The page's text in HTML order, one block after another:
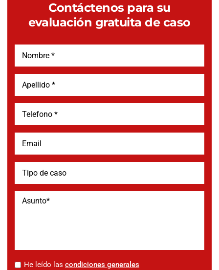
Contáctenos para su
evaluación gratuita de caso
* He leído las condiciones generales